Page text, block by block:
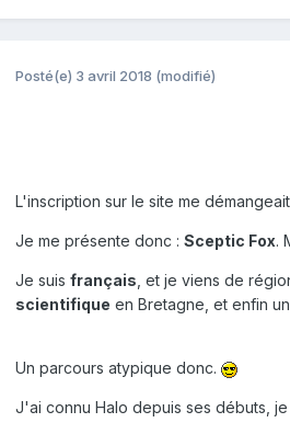
Posté(e) 3 avril 2018 (modifié)
L'inscription sur le site me
Je me présente donc : Sceptic Fox.
Je suis français , et je viens de
scientifique en Bretagne, et enfin un
Un parcours atypique donc.
J'ai connu Halo depuis ses débuts,